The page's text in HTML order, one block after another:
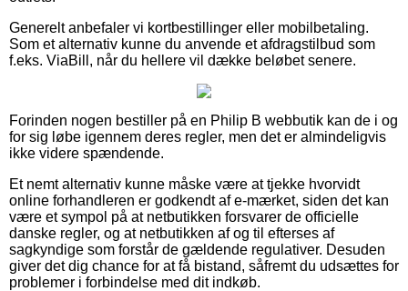
Generelt anbefaler vi kortbestillinger eller mobilbetaling.
Som et alternativ kunne du anvende et afdragstilbud som
f.eks. ViaBill, når du hellere vil dække beløbet senere.
Forinden nogen bestiller på en Philip B webbutik kan de i og
for sig løbe igennem deres regler, men det er almindeligvis
ikke videre spændende.
Et nemt alternativ kunne måske være at tjekke hvorvidt
online forhandleren er godkendt af e-mærket, siden det kan
være et sympol på at netbutikken forsvarer de officielle
danske regler, og at netbutikken af og til efterses af
sagkyndige som forstår de gældende regulativer. Desuden
giver det dig chance for at få bistand, såfremt du udsættes for
problemer i forbindelse med dit indkøb.